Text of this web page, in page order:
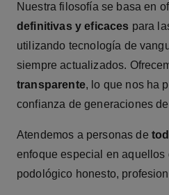
Nuestra filosofía se basa en
definitivas y eficaces para
utilizando tecnología de
siempre actualizados.
transparente, lo que nos ha
confianza de generaciones
Atendemos a personas de
enfoque especial en
podológico honesto,